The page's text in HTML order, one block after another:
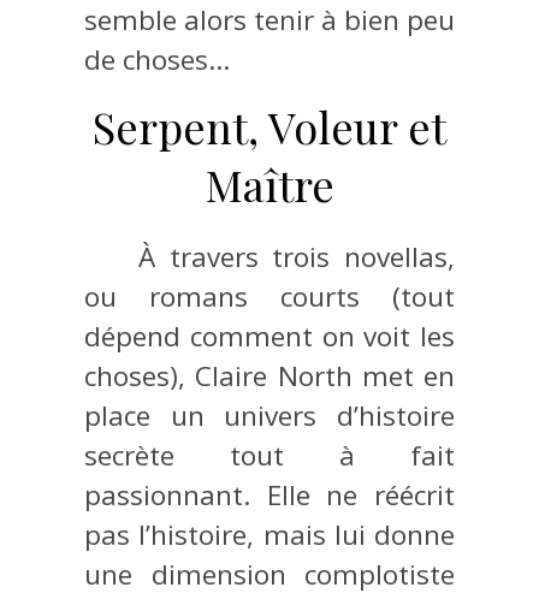
semble alors tenir à bien peu
de choses…
Serpent, Voleur et
Maître
À travers trois novellas,
ou romans courts (tout
dépend comment on voit les
choses), Claire North met en
place un univers d’histoire
secrète tout à fait
passionnant. Elle ne réécrit
pas l’histoire, mais lui donne
une dimension complotiste